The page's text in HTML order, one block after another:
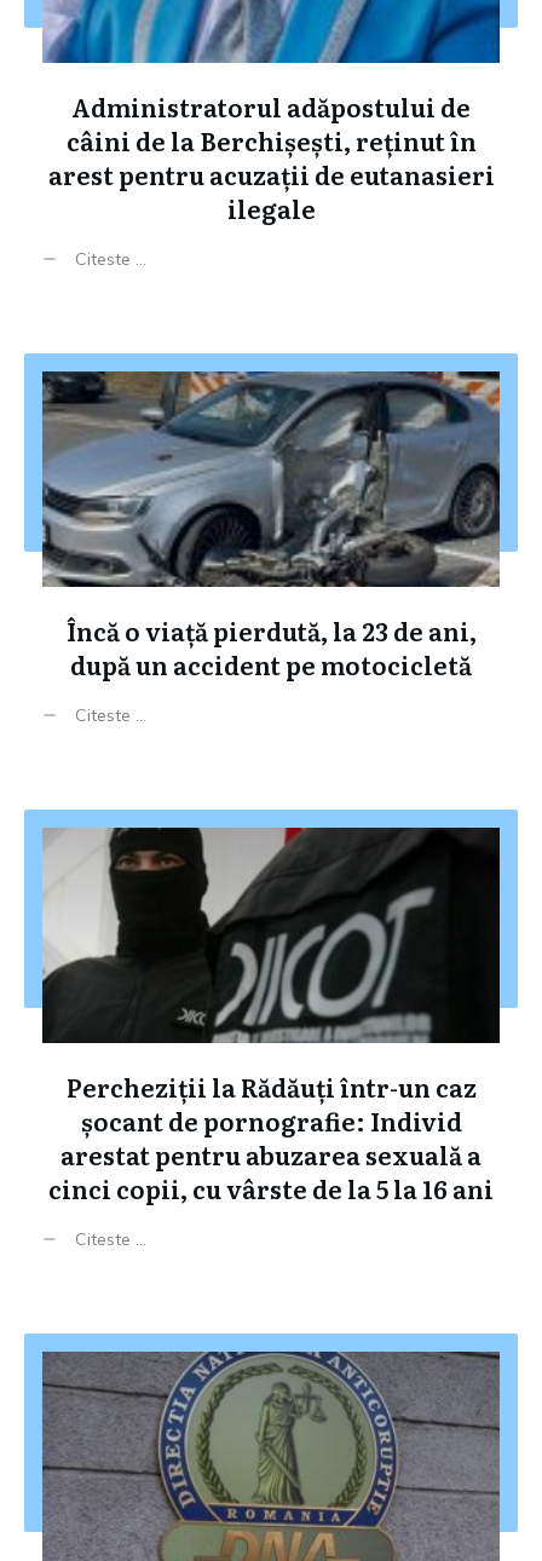
Administratorul adăpostului de
câini de la Berchișești, reținut în
arest pentru acuzații de eutanasieri
ilegale
Citeste ...
Încă o viață pierdută, la 23 de ani,
după un accident pe motocicletă
Citeste ...
Percheziții la Rădăuți într-un caz
șocant de pornografie: Individ
arestat pentru abuzarea sexuală a
cinci copii, cu vârste de la 5 la 16 ani
Citeste ...